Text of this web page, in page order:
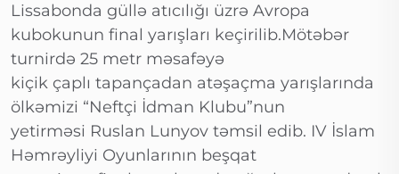
Lissabonda güllə atıcılığı üzrə Avropa
kubokunun final yarışları keçirilib.Mötəbər
turnirdə 25 metr məsafəyə
kiçik çaplı tapançadan atəşaçma yarışlarında
ölkəmizi “Neftçi İdman Klubu”nun
yetirməsi Ruslan Lunyov təmsil edib. IV İslam
Həmrəyliyi Oyunlarının beşqat